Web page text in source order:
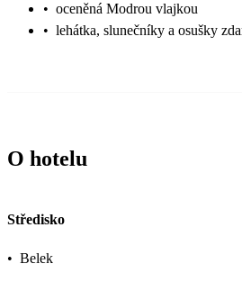
• oceněná Modrou vlajkou
• lehátka, slunečníky a osušky
O hotelu
Středisko
• Belek